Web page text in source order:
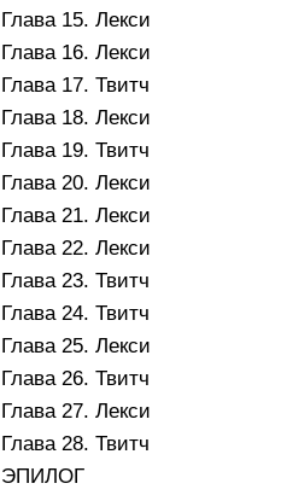
Глава 15. Лекси
Глава 16. Лекси
Глава 17. Твитч
Глава 18. Лекси
Глава 19. Твитч
Глава 20. Лекси
Глава 21. Лекси
Глава 22. Лекси
Глава 23. Твитч
Глава 24. Твитч
Глава 25. Лекси
Глава 26. Твитч
Глава 27. Лекси
Глава 28. Твитч
ЭПИЛОГ